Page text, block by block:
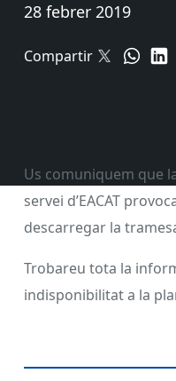
28 febrer 2019
Compartir
Us comuniquem que
servei d’EACAT
descarregar la
Trobareu tota la
indisponibilitat a la